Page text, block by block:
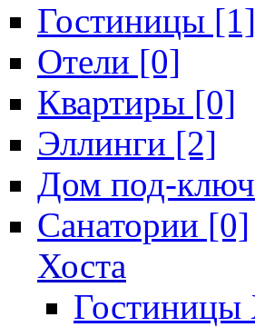
Гостиницы [1]
Отели [0]
Квартиры [0]
Эллинги [2]
Дом под-
Санатории [0]
Хоста